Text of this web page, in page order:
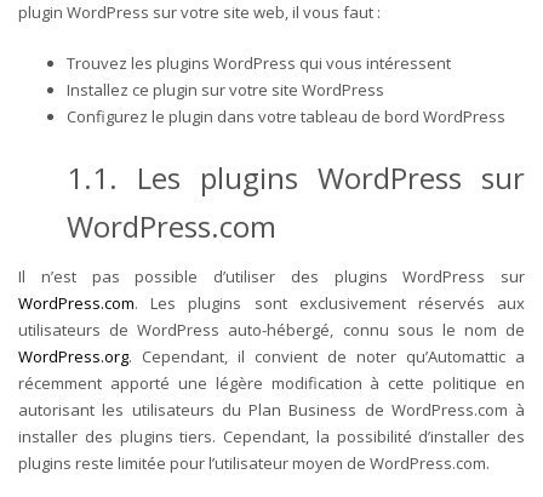
plugin WordPress sur votre site web, il vous faut :
Trouvez les plugins WordPress qui vous intéressent
Installez ce plugin sur votre site WordPress
Configurez le plugin dans votre tableau de bord WordPress
1.1. Les plugins WordPress sur
WordPress.com
Il n’est pas possible d’utiliser des plugins WordPress sur
WordPress.com. Les plugins sont exclusivement réservés aux
utilisateurs de WordPress auto-hébergé, connu sous le nom de
WordPress.org. Cependant, il convient de noter qu’Automattic a
récemment apporté une légère modification à cette politique en
autorisant les utilisateurs du Plan Business de WordPress.com à
installer des plugins tiers. Cependant, la possibilité d’installer des
plugins reste limitée pour l’utilisateur moyen de WordPress.com.